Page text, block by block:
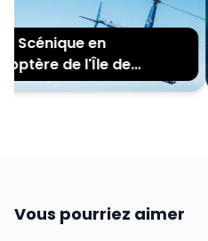
en
de l'Île de
Vous pourriez aimer